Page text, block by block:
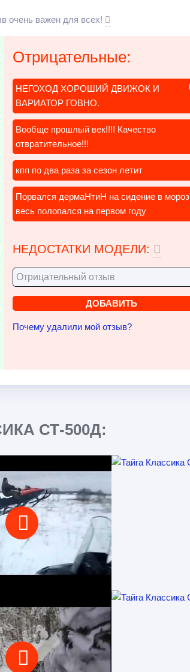
очень важен для всех!
Отрицательные:
НЕГОХОД ХОРОШИЙ ДВИЖОК И
ВАРИАТОР ГОВНО.
Вообще прошлый век!!!! Качество
отвратительное!!!
кпп по два раза за сезон летит
Порвался дермаНтиН на сидение в мороз
весь полопался на первом году
НЕДОСТАТКИ МОДЕЛИ:
Почему удалили мой отзыв?
СТ-500Д: